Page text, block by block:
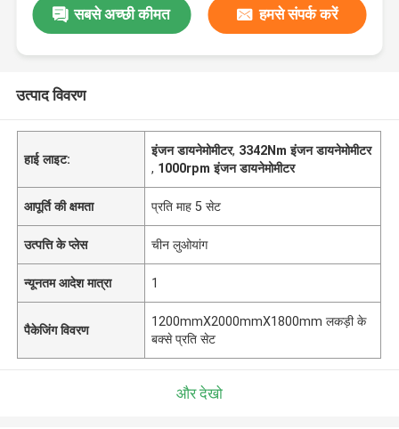
सबसे अच्छी कीमत हमसे संपर्क करें
उत्पाद विवरण
हाई लाइट:
इंजन डायनेमोमीटर, 3342Nm इंजन डायनेमोमीटर
, 1000rpm इंजन डायनेमोमीटर
आपूर्ति की क्षमता प्रति माह 5 सेट
उत्पत्ति के प्लेस चीन लुओयांग
न्यूनतम आदेश मात्रा 1
पैकेजिंग विवरण
1200mmX2000mmX1800mm लकड़ी के
बक्से प्रति सेट
और देखो